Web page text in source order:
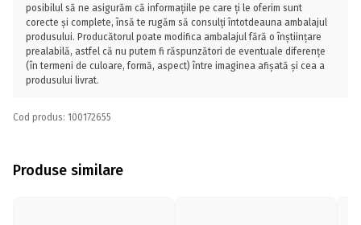
posibilul să ne asigurăm că informațiile pe care ți le oferim sunt
corecte și complete, însă te rugăm să consulți întotdeauna ambalajul
produsului. Producătorul poate modifica ambalajul fără o înștiințare
prealabilă, astfel că nu putem fi răspunzători de eventuale diferențe
(în termeni de culoare, formă, aspect) între imaginea afișată și cea a
produsului livrat.
Cod produs: 100172655
Produse similare